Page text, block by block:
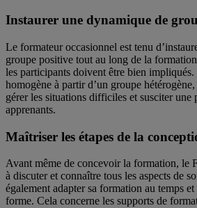
Instaurer une dynamique de
Le formateur occasionnel est tenu
groupe positive tout au long de la
les participants doivent être bien
homogène à partir d’un groupe
gérer les situations difficiles et susciter une
apprenants.
Maîtriser les étapes de la
Avant même de concevoir la formation, le
à discuter et connaître tous les aspects de
également adapter sa formation au temps et
forme. Cela concerne les supports de